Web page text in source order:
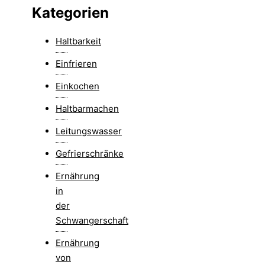
Kategorien
Haltbarkeit
Einfrieren
Einkochen
Haltbarmachen
Leitungswasser
Gefrierschränke
Ernährung
in
der
Schwangerschaft
Ernährung
von